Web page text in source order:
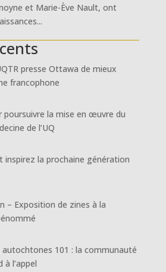
et Marie-Ève Nault, ont
presse Ottawa de mieux
francophone
poursuivre la mise en œuvre du
de l’UQ
inspirez la prochaine génération
– Exposition de zines à la
101 : la communauté
l’appel